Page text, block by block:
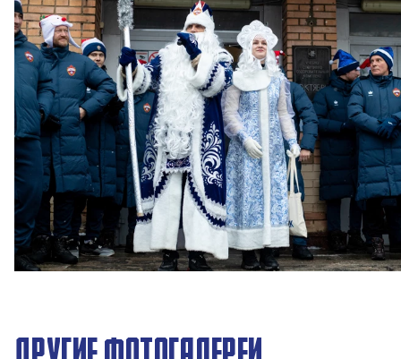
Новогодний праздник в Академии ПФК ЦСКА
27 ДЕКАБРЯ 2025 09:00